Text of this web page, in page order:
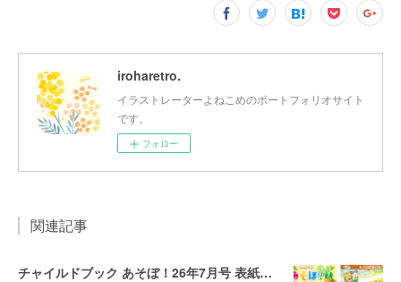
iroharetro.
イラストレーターよねこめのポートフォリオサイト
です。
フォロー
関連記事
チャイルドブック あそぼ！26年7月号 表紙・裏表紙